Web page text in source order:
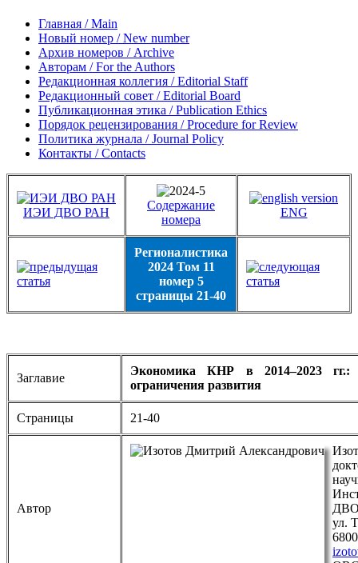
Главная / Main
Новый номер / New number
Архив номеров / Archive
Авторам / For the Authors
Редакционная коллегия / Editorial Staff
Редакционный совет / Editorial Board
Публикационная этика / Publication Ethics
Порядок рецензирования / Procedure for Review
Политика журнала / Journal Policy
Контакты / Contacts
ИЭИ ДВО РАН
Содержание
номера
ENG
Регионалистика
2024 Том 11
номер 5
страницы 21-40
Заглавие
Экономика КНР в 2014–2023 гг.:
ограничения развития
Страницы 21-40
Автор
ул.